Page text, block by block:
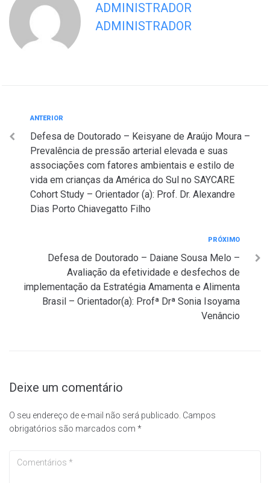
ADMINISTRADOR
ADMINISTRADOR
Navegação
de
Post
Anterior
ANTERIOR
Defesa de Doutorado – Keisyane de Araújo Moura –
Prevalência de pressão arterial elevada e suas
associações com fatores ambientais e estilo de
vida em crianças da América do Sul no SAYCARE
Cohort Study – Orientador (a): Prof. Dr. Alexandre
Dias Porto Chiavegatto Filho
PRÓXIMO
Defesa de Doutorado – Daiane Sousa Melo –
Avaliação da efetividade e desfechos de
implementação da Estratégia Amamenta e Alimenta
Brasil – Orientador(a): Profª Drª Sonia Isoyama
Venâncio
Deixe um comentário
O seu endereço de e-mail não será publicado. Campos
obrigatórios são marcados com *